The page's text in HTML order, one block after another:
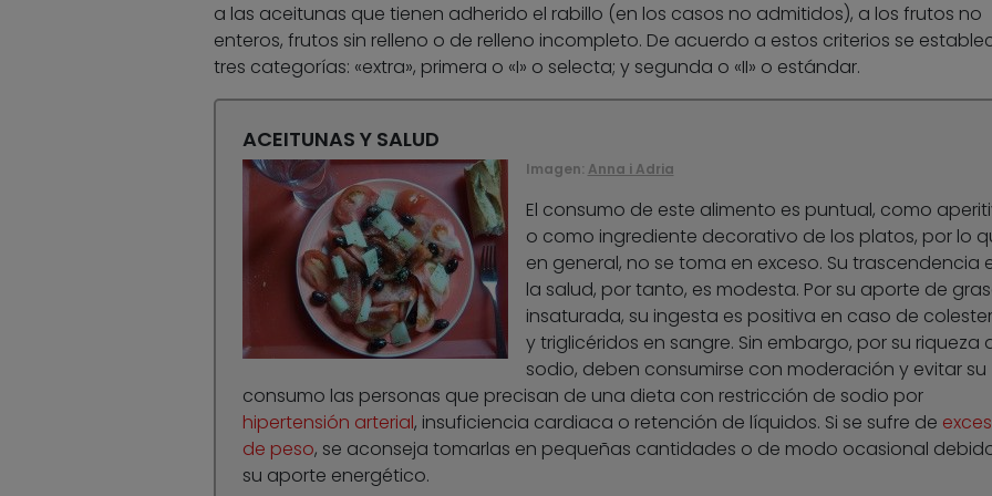
a las aceitunas que tienen adherido el rabillo (en los casos no admitidos), a los frutos no
enteros, frutos sin relleno o de relleno incompleto. De acuerdo a estos criterios se
tres categorías: «extra», primera o «I» o selecta; y segunda o «II» o estándar.
ACEITUNAS Y SALUD
Imagen: Anna i Adria
El consumo de este alimento es puntual, como
o como ingrediente decorativo de los platos, por lo
en general, no se toma en exceso. Su trascendencia
la salud, por tanto, es modesta. Por su aporte de
insaturada, su ingesta es positiva en caso de
y triglicéridos en sangre. Sin embargo, por su riqueza
sodio, deben consumirse con moderación y evitar su
consumo las personas que precisan de una dieta con restricción de sodio por
hipertensión arterial, insuficiencia cardiaca o retención de líquidos. Si se sufre de
de peso, se aconseja tomarlas en pequeñas cantidades o de modo ocasional
su aporte energético.